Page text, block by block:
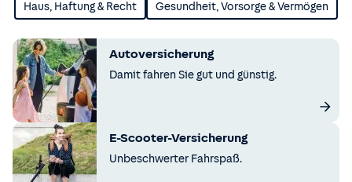
Haus, Haftung & Recht Gesundheit, Vorsorge & Vermögen
Autoversicherung
Damit fahren Sie gut und günstig.
E-Scooter-Versicherung
Unbeschwerter Fahrspaß.